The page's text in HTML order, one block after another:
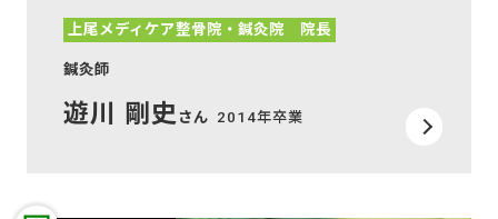
上尾メディケア整骨院・鍼灸院 院長
鍼灸師
遊川 剛史 さん 2014年卒業